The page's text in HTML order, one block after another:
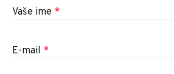
Vaše ime *
E-mail *